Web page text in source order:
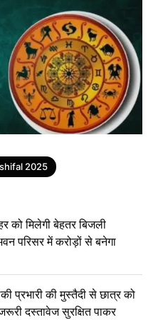
2025
को मिलेगी बेहतर बिजली
परिसर में करोड़ों से बनेगा
प्रभारी की मुस्तैदी से छात्र को
दस्तावेज सुरक्षित पाकर